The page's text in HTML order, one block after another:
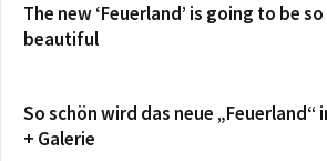
The new ‘Feuerland’ is going to be so
beautiful
So schön wird das neue „Feuerland“
+ Galerie